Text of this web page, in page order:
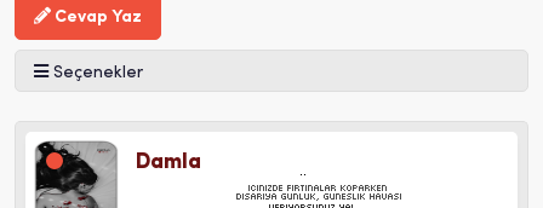
Cevap Yaz
Seçenekler
Damla